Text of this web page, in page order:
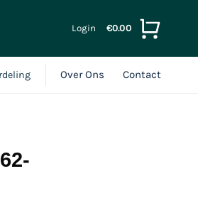
Login €0.00
Over Ons Contact